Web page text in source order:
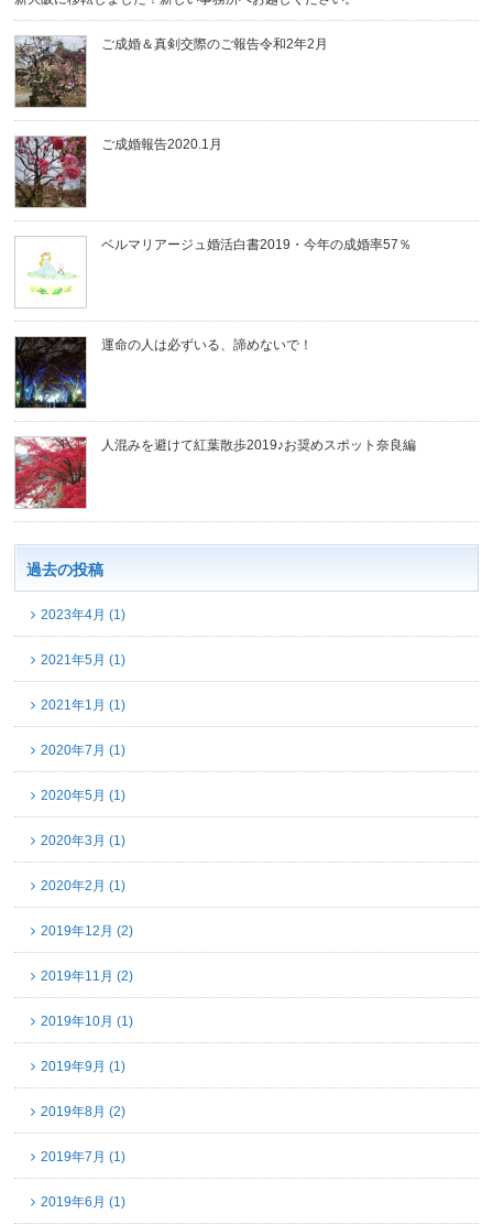
ご成婚＆真剣交際のご報告令和2年2月
ご成婚報告2020.1月
ベルマリアージュ婚活白書2019・今年の成婚率57％
運命の人は必ずいる、諦めないで！
人混みを避けて紅葉散歩2019♪お奨めスポット奈良編
過去の投稿
2023年4月 (1)
2021年5月 (1)
2021年1月 (1)
2020年7月 (1)
2020年5月 (1)
2020年3月 (1)
2020年2月 (1)
2019年12月 (2)
2019年11月 (2)
2019年10月 (1)
2019年9月 (1)
2019年8月 (2)
2019年7月 (1)
2019年6月 (1)